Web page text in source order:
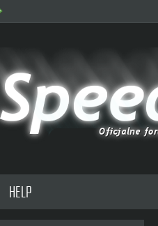
HELP